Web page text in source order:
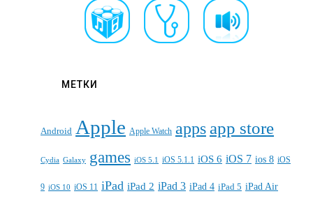
МЕТКИ
Android Apple Apple Watch apps app store
Cydia Galaxy games iOS 5.1 iOS 5.1.1 iOS 6 iOS 7 ios 8 iOS
9 iOS 10 iOS 11 iPad iPad 2 iPad 3 iPad 4 iPad 5 iPad Air